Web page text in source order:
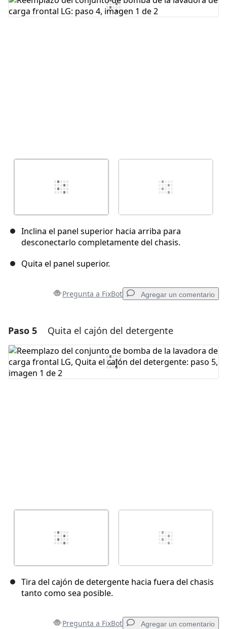
Agregar Comentario
Inclina el panel superior hacia arriba para
desconectarlo completamente del chasis.
Quita el panel superior.
Pregunta a FixBot Agregar un comentario
Agregar un comentario
Agregar Comentario
Paso 5 Quita el cajón del detergente
Tira del cajón de detergente hacia fuera del chasis
tanto como sea posible.
Pregunta a FixBot Agregar un comentario